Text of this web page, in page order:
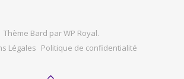
Thème Bard parWP Royal.
Légales Politique de confidentialité